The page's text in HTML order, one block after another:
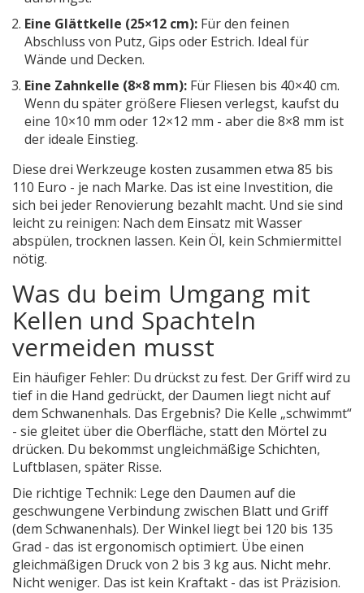
Eine Glättkelle (25×12 cm): Für den feinen
Abschluss von Putz, Gips oder Estrich. Ideal für
Wände und Decken.
Eine Zahnkelle (8×8 mm): Für Fliesen bis 40×40 cm.
Wenn du später größere Fliesen verlegst, kaufst du
eine 10×10 mm oder 12×12 mm - aber die 8×8 mm ist
der ideale Einstieg.
Diese drei Werkzeuge kosten zusammen etwa 85 bis
110 Euro - je nach Marke. Das ist eine Investition, die
sich bei jeder Renovierung bezahlt macht. Und sie sind
leicht zu reinigen: Nach dem Einsatz mit Wasser
abspülen, trocknen lassen. Kein Öl, kein Schmiermittel
nötig.
Was du beim Umgang mit
Kellen und Spachteln
vermeiden musst
Ein häufiger Fehler: Du drückst zu fest. Der Griff wird zu
tief in die Hand gedrückt, der Daumen liegt nicht auf
dem Schwanenhals. Das Ergebnis? Die Kelle „schwimmt“
- sie gleitet über die Oberfläche, statt den Mörtel zu
drücken. Du bekommst ungleichmäßige Schichten,
Luftblasen, später Risse.
Die richtige Technik: Lege den Daumen auf die
geschwungene Verbindung zwischen Blatt und Griff
(dem Schwanenhals). Der Winkel liegt bei 120 bis 135
Grad - das ist ergonomisch optimiert. Übe einen
gleichmäßigen Druck von 2 bis 3 kg aus. Nicht mehr.
Nicht weniger. Das ist kein Kraftakt - das ist Präzision.